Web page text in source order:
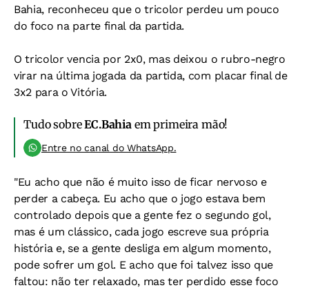
Bahia, reconheceu que o tricolor perdeu um pouco
do foco na parte final da partida.
O tricolor vencia por 2x0, mas deixou o rubro-negro
virar na última jogada da partida, com placar final de
3x2 para o Vitória.
Tudo sobreEC.Bahia em primeira mão!
Entre no canal do WhatsApp.
"Eu acho que não é muito isso de ficar nervoso e
perder a cabeça. Eu acho que o jogo estava bem
controlado depois que a gente fez o segundo gol,
mas é um clássico, cada jogo escreve sua própria
história e, se a gente desliga em algum momento,
pode sofrer um gol. E acho que foi talvez isso que
faltou: não ter relaxado, mas ter perdido esse foco